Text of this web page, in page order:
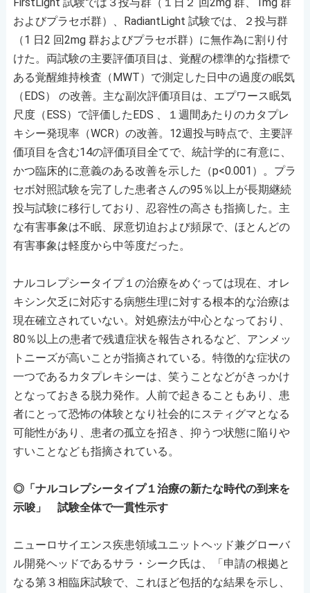
およびプラセボ群）、RadiantLight 試験では、２投与群
（1 日2 回2mg 群およびプラセボ群）に無作為に割り付
けた。両試験の主要評価項目は、覚醒の標準的な指標で
ある覚醒維持検査（MWT）で測定した日中の過度の眠気
（EDS） の改善。主な副次評価項目は、エプワース眠気
尺度（ESS）で評価したEDS 、１週間あたりのカタプレ
キシー発現率（WCR）の改善。12週投与時点で、主要評
価項目を含む14の評価項目全てで、統計学的に有意に、
かつ臨床的に意義のある改善を示した（p<0.001）。プラ
セボ対照試験を完了した患者さんの95％以上が長期継続
投与試験に移行しており、忍容性の高さも指摘した。主
な有害事象は不眠、尿意切迫および頻尿で、ほとんどの
有害事象は軽度から中等度だった。
ナルコレプシータイプ１の治療をめぐっては現在、オレ
キシン欠乏に対応する病態生理に対する根本的な治療は
現在確立されていない。対処療法が中心となっており、
80％以上の患者で残遺症状を報告されるなど、アンメッ
トニーズが高いことが指摘されている。特徴的な症状の
一つであるカタプレキシーは、笑うことなどがきっかけ
となっておきる脱力発作。人前で起きることもあり、患
者にとって恐怖の体験となり社会的にスティグマとなる
可能性があり、患者の孤立を招き、抑うつ状態に陥りや
すいことなども指摘されている。
◎「ナルコレプシータイプ１治療の新たな時代の到来を
示唆」 試験全体で一貫性示す
ニューロサイエンス疾患領域ユニットヘッド兼グローバ
ル開発ヘッドであるサラ・シーク氏は、「申請の根拠と
なる第３相臨床試験で、これほど包括的な結果を示し、